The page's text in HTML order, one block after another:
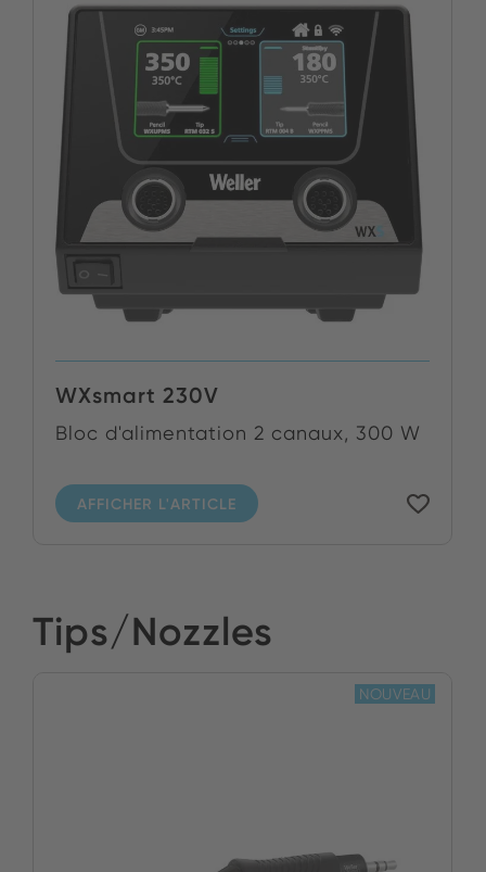
WXsmart 230V
Bloc d'alimentation 2 canaux, 300 W
AFFICHER L'ARTICLE
Tips/Nozzles
NOUVEAU